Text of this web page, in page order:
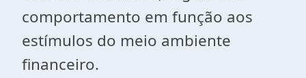
comportamento em função aos
estímulos do meio ambiente
financeiro.